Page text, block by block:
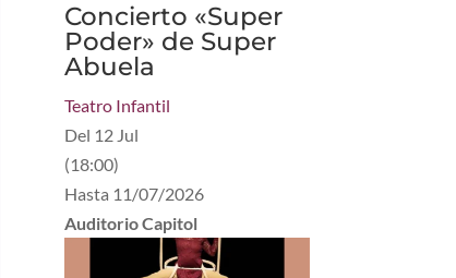
Concierto «Super
Poder» de Super
Abuela
Teatro Infantil
Del 12 Jul
(18:00)
Hasta 11/07/2026
Auditorio Capitol